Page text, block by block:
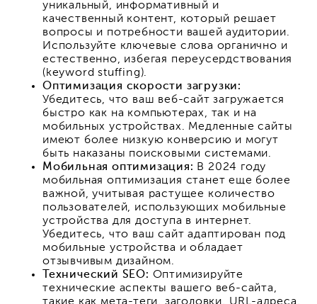
уникальный, информативный и
качественный контент, который решает
вопросы и потребности вашей аудитории.
Используйте ключевые слова органично и
естественно, избегая переусердствования
(keyword stuffing).
Оптимизация скорости загрузки:
Убедитесь, что ваш веб-сайт загружается
быстро как на компьютерах, так и на
мобильных устройствах. Медленные сайты
имеют более низкую конверсию и могут
быть наказаны поисковыми системами.
Мобильная оптимизация: В 2024 году
мобильная оптимизация станет еще более
важной, учитывая растущее количество
пользователей, использующих мобильные
устройства для доступа в интернет.
Убедитесь, что ваш сайт адаптирован под
мобильные устройства и обладает
отзывчивым дизайном.
Технический SEO: Оптимизируйте
технические аспекты вашего веб-сайта,